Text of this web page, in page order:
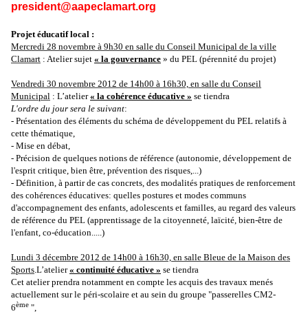
president@aapeclamart.org
Projet éducatif local :
Mercredi 28 novembre à 9h30 en salle du Conseil Municipal de la ville
Clamart : Atelier sujet « la gouvernance » du PEL (pérennité du projet)
Vendredi 30 novembre 2012 de 14h00 à 16h30, en salle du Conseil
Municipal : L’atelier« la cohérence éducative » se tiendra
L'ordre du jour sera le suivant:
- Présentation des éléments du schéma de développement du PEL relatifs à
cette thématique,
- Mise en débat,
- Précision de quelques notions de référence (autonomie, développement de
l'esprit critique, bien être, prévention des risques,...)
- Définition, à partir de cas concrets, des modalités pratiques de renforcement
des cohérences éducatives: quelles postures et modes communs
d'accompagnement des enfants, adolescents et familles, au regard des valeurs
de référence du PEL (apprentissage de la citoyenneté, laïcité, bien-être de
l'enfant, co-éducation.....)
Lundi 3 décembre 2012 de 14h00 à 16h30, en salle Bleue de la Maison des
Sports.L’atelier« continuité éducative » se tiendra
Cet atelier prendra notamment en compte les acquis des travaux menés
actuellement sur le péri-scolaire et au sein du groupe "passerelles CM2-
6ème ",